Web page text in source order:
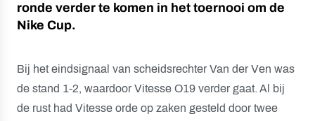
ronde verder te komen in het toernooi om de
Nike Cup.
Bij het eindsignaal van scheidsrechter Van der Ven was
de stand 1-2, waardoor Vitesse O19 verder gaat. Al bij
de rust had Vitesse orde op zaken gesteld door twee